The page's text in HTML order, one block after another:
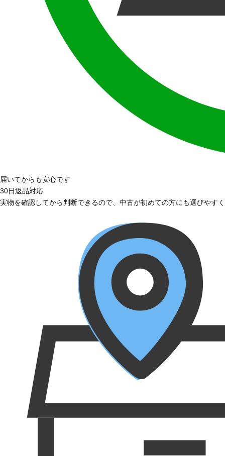
届いてからも安心です
30日返品対応
実物を確認してから判断できるので、中古が初めての方にも選びやす